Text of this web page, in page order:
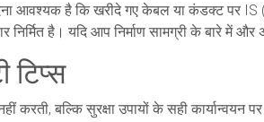
आवश्यक है कि खरीदे गए केबल या कंडक्ट पर IS
निर्मित है। यदि आप निर्माण सामग्री के बारे में
टिप्स
करती, बल्कि सुरक्षा उपायों के सही कार्यान्वयन